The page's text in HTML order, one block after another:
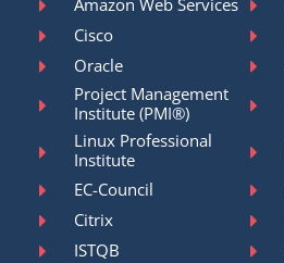
Cisco
Oracle
Project Management
Institute (PMI®)
Linux Professional
Institute
EC-Council
Citrix
ISTQB